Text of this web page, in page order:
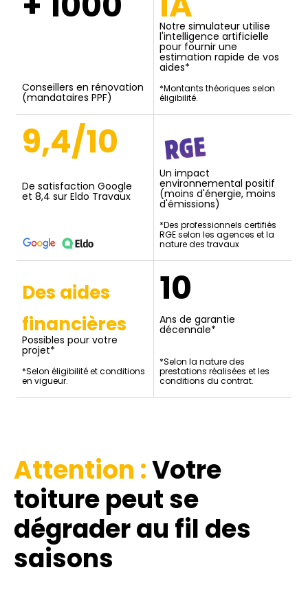
Conseillers en rénovation
(mandataires PPF)
Notre simulateur utilise
l'intelligence artificielle
pour fournir une
estimation rapide de vos
aides*
*Montants théoriques selon
éligibilité.
9,4/10
De satisfaction Google
et 8,4 sur Eldo Travaux
Un impact
environnemental positif
(moins d'énergie, moins
d'émissions)
*Des professionnels certifiés
RGE selon les agences et la
nature des travaux
Des aides
financières
Possibles pour votre
projet*
*Selon éligibilité et conditions
en vigueur.
10
Ans de garantie
décennale*
*Selon la nature des
prestations réalisées et les
conditions du contrat.
Attention :Votre
toiturepeut se
dégrader au fil des
saisons